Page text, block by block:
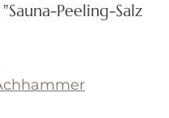
Peeling-Salz